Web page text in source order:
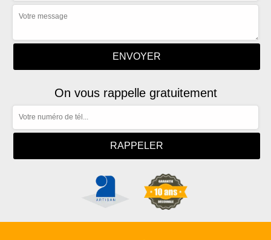
On vous rappelle gratuitement